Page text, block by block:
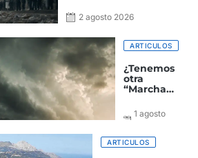
España paga el precio
2 agosto 2026
ARTICULOS
¿Tenemos
otra
“Marcha
vista?
1 agosto
ARTICULOS